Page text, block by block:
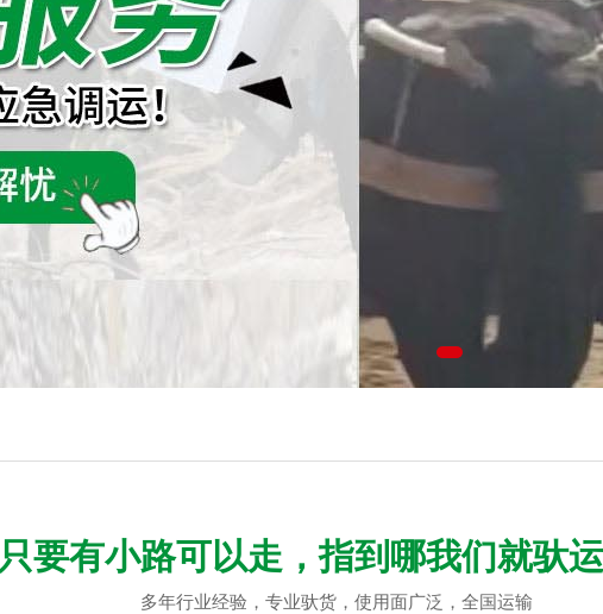
只要有小路可以走，指到哪我们就驮
多年行业经验，专业驮货，使用面广泛，全国运输